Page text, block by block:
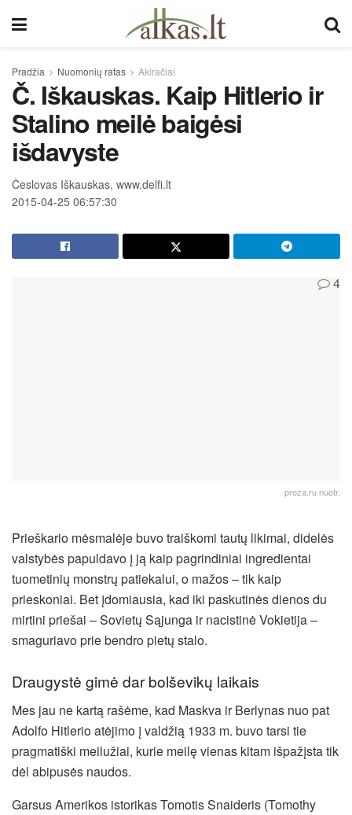
Pradžia Nuomonių ratas Akiračiai
Č. Iškauskas. Kaip Hitlerio ir
Stalino meilė baigėsi
išdavyste
Česlovas Iškauskas, www.delfi.lt
2015-04-25 06:57:30
4
proza.ru nuotr.
Prieškario mėsmalėje buvo traiškomi tautų likimai, didelės
valstybės papuldavo į ją kaip pagrindiniai ingredientai
tuometinių monstrų patiekalui, o mažos – tik kaip
prieskoniai. Bet įdomiausia, kad iki paskutinės dienos du
mirtini priešai – Sovietų Sąjunga ir nacistinė Vokietija –
smaguriavo prie bendro pietų stalo.
Draugystė gimė dar bolševikų laikais
Mes jau ne kartą rašėme, kad Maskva ir Berlynas nuo pat
Adolfo Hitlerio atėjimo į valdžią 1933 m. buvo tarsi tie
pragmatiški meilužiai, kurie meilę vienas kitam išpažįsta tik
dėl abipusės naudos.
Garsus Amerikos istorikas Tomotis Snaideris (Tomothy